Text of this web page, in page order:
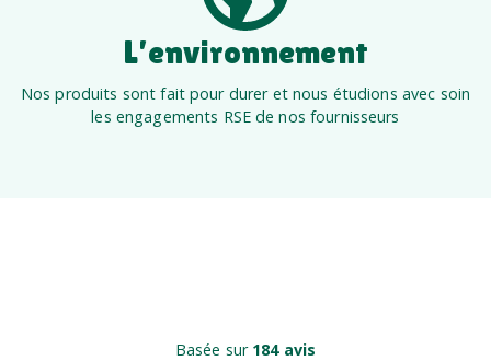
L’environnement
Nos produits sont fait pour durer et nous étudions avec soin
les engagements RSE de nos fournisseurs
Basée sur 184 avis